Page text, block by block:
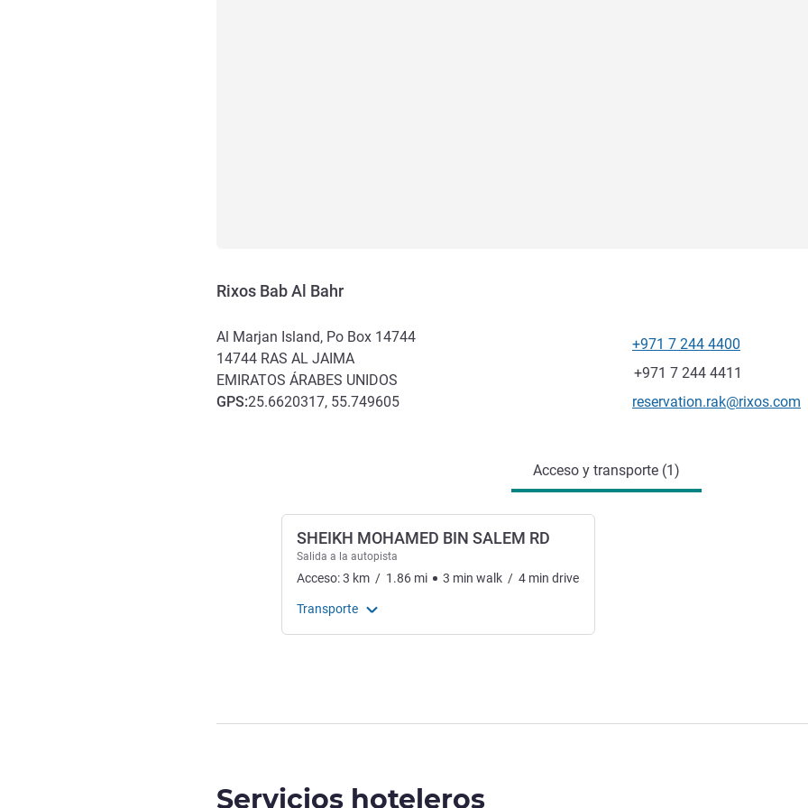
Rixos Bab Al Bahr
Al Marjan Island, Po Box 14744
14744 RAS AL JAIMA
EMIRATOS ÁRABES UNIDOS
GPS:25.6620317, 55.749605
Teléfono
+971 7 244 4400
Fax
+971 7 244 4411
Correo electrónico de
reservation.rak@rixos.com
Acceso y transporte (1)
SHEIKH MOHAMED BIN SALEM RD
Salida a la autopista
Acceso:3 km / 1.86 mi 3 min walk / 4 min drive
Transporte
Servicios hoteleros